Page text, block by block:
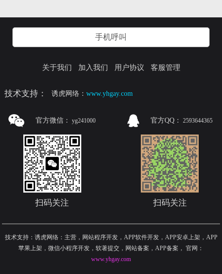
手机呼叫
关于我们 加入我们 用户协议 客服管理
技术支持： 诱虎网络：www.yhgay.com
官方微信： yg241000
扫码关注
官方QQ： 2593644365
扫码关注
技术支持：诱虎网络：主营，网站程序开发，APP软件开发，APP安卓上架，APP
苹果上架，微信小程序开发，软著提交，网站备案，APP备案 ， 官网：
www.yhgay.com